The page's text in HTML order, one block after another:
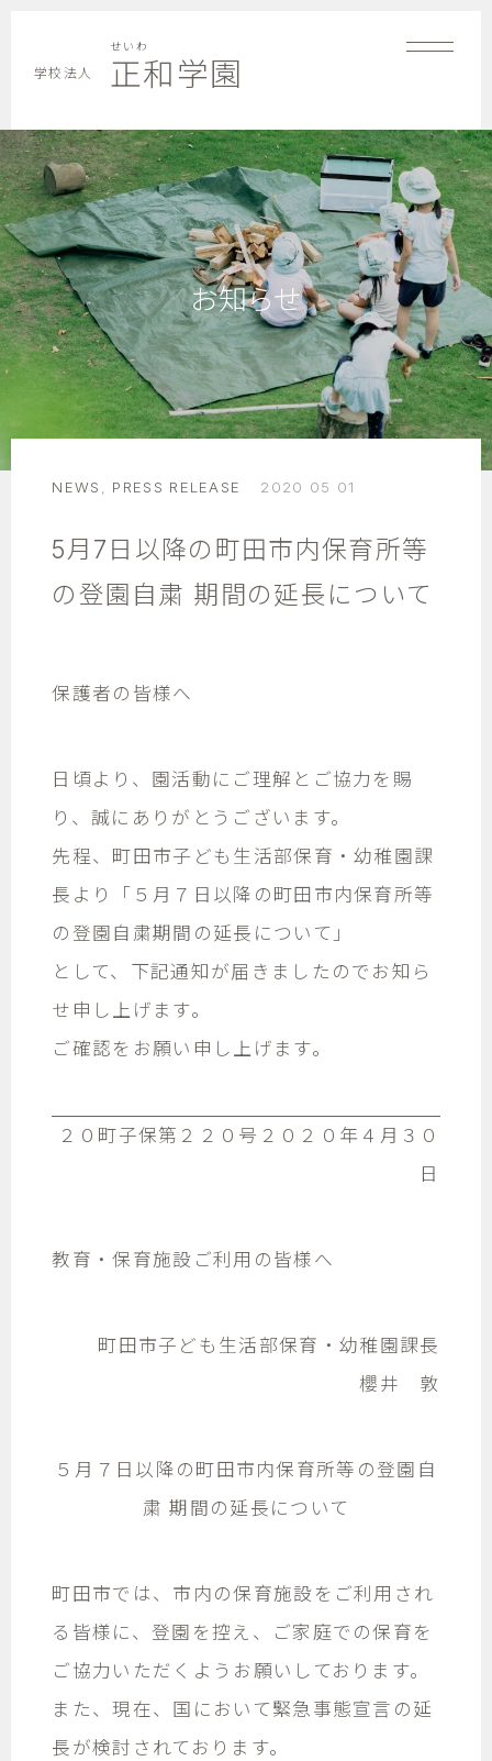
学校法人
せいわ
正和学園
お知らせ
NEWS PRESS RELEASE 2020 05 01
5月7日以降の町田市内保育所等
の登園自粛 期間の延長について
保護者の皆様へ
日頃より、園活動にご理解とご協力を賜
り、誠にありがとうございます。
先程、町田市子ども生活部保育・幼稚園課
長より「５月７日以降の町田市内保育所等
の登園自粛期間の延長について」
として、下記通知が届きましたのでお知ら
せ申し上げます。
ご確認をお願い申し上げます。
２０町子保第２２０号２０２０年４月３０
日
教育・保育施設ご利用の皆様へ
町田市子ども生活部保育・幼稚園課長
櫻井 敦
５月７日以降の町田市内保育所等の登園自
粛 期間の延長について
町田市では、市内の保育施設をご利用され
る皆様に、登園を控え、ご家庭での保育を
ご協力いただくようお願いしております。
また、現在、国において緊急事態宣言の延
長が検討されております。